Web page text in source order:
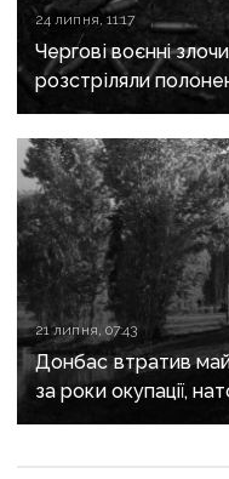
24 липня, 11:17
Чергові воєнні
розстріляли
Маріуполя
21 липня, 07:43
Донбас втратив
за роки окупації,
регіон своїми